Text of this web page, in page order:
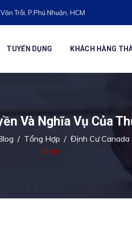
Trỗi, P.Phú Nhuận, HCM
TUYỂN DỤNG KHÁCH HÀNG
Và Nghĩa Vụ Của
/ Tổng Hợp / Định Cư Canada
Nhân